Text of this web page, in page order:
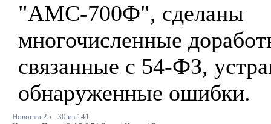
"АМС-700Ф", сделаны
многочисленные
связанные с 54-ФЗ,
обнаруженные ошибки.
Новости 25 - 30 из 141